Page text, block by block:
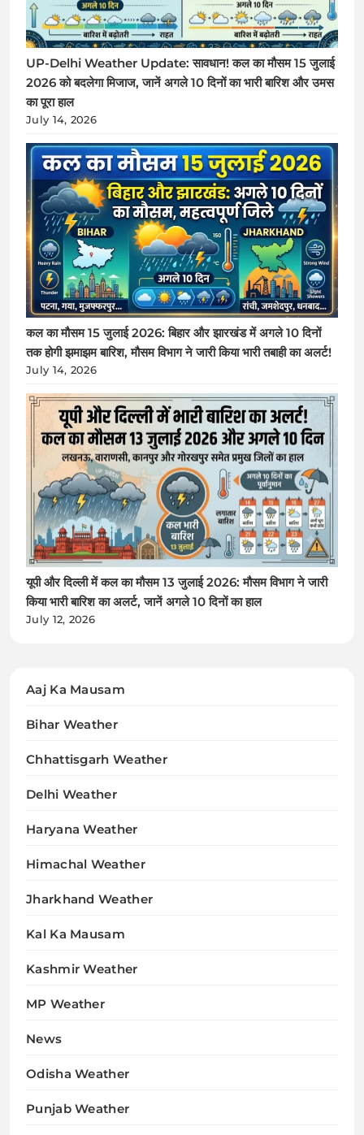
UP-Delhi Weather Update: सावधान! कल का मौसम 15 जुलाई
2026 को बदलेगा मिजाज, जानें अगले 10 दिनों का भारी बारिश और उमस
का पूरा हाल
July 14, 2026
कल का मौसम 15 जुलाई 2026: बिहार और झारखंड में अगले 10 दिनों
तक होगी झमाझम बारिश, मौसम विभाग ने जारी किया भारी तबाही का अलर्ट!
July 14, 2026
यूपी और दिल्ली में कल का मौसम 13 जुलाई 2026: मौसम विभाग ने जारी
किया भारी बारिश का अलर्ट, जानें अगले 10 दिनों का हाल
July 12, 2026
Aaj Ka Mausam
Bihar Weather
Chhattisgarh Weather
Delhi Weather
Haryana Weather
Himachal Weather
Jharkhand Weather
Kal Ka Mausam
Kashmir Weather
MP Weather
News
Odisha Weather
Punjab Weather